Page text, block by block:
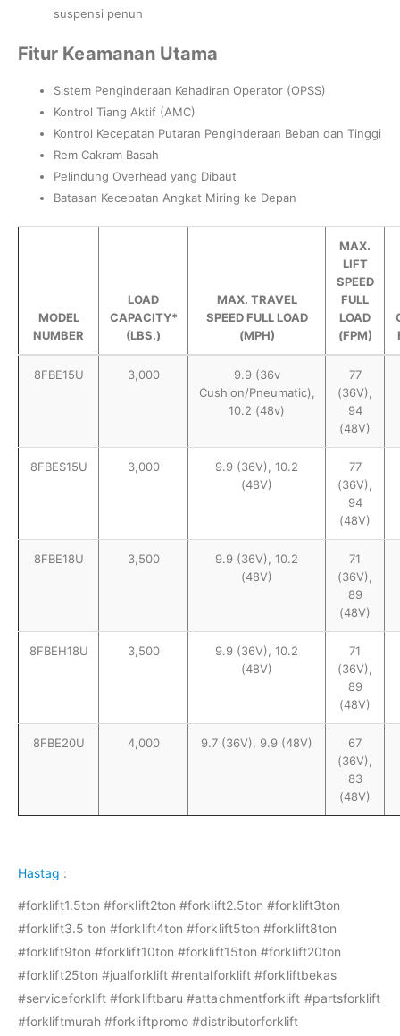
suspensi penuh
Fitur Keamanan Utama
Sistem Penginderaan Kehadiran Operator (OPSS)
Kontrol Tiang Aktif (AMC)
Kontrol Kecepatan Putaran Penginderaan Beban dan Tinggi
Rem Cakram Basah
Pelindung Overhead yang Dibaut
Batasan Kecepatan Angkat Miring ke Depan
MODEL
NUMBER
LOAD
CAPACITY*
(LBS.)
MAX. TRAVEL
SPEED FULL LOAD
(MPH)
MAX.
LIFT
SPEED
FULL
LOAD
(FPM)
8FBE15U 3,000
9.9 (36v
Cushion/Pneumatic),
10.2 (48v)
77
(36V),
94
(48V)
8FBES15U 3,000
9.9 (36V), 10.2
(48V)
77
(36V),
94
(48V)
8FBE18U 3,500
9.9 (36V), 10.2
(48V)
71
(36V),
89
(48V)
8FBEH18U 3,500
9.9 (36V), 10.2
(48V)
71
(36V),
89
(48V)
8FBE20U 4,000 9.7 (36V), 9.9 (48V)
67
(36V),
83
(48V)
Hastag :
#forklift1.5ton #forklift2ton #forklift2.5ton #forklift3ton
#forklift3.5 ton #forklift4ton #forklift5ton #forklift8ton
#forklift9ton #forklift10ton #forklift15ton #forklift20ton
#forklift25ton #jualforklift #rentalforklift #forkliftbekas
#serviceforklift #forkliftbaru #attachmentforklift #partsforklift
#forkliftmurah #forkliftpromo #distributorforklift